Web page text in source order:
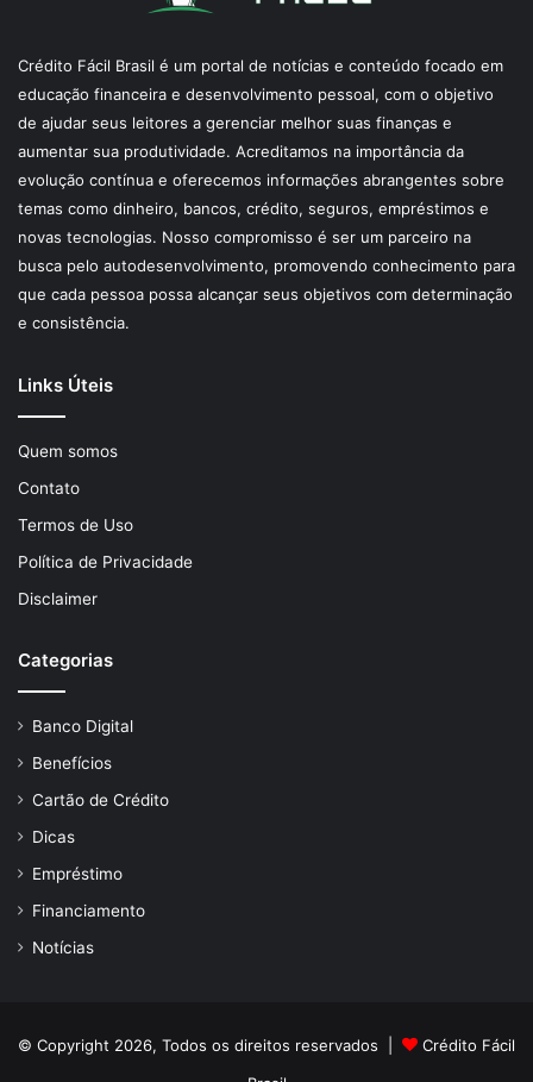
Crédito Fácil Brasil é um portal de notícias e conteúdo focado em
educação financeira e desenvolvimento pessoal, com o objetivo
de ajudar seus leitores a gerenciar melhor suas finanças e
aumentar sua produtividade. Acreditamos na importância da
evolução contínua e oferecemos informações abrangentes sobre
temas como dinheiro, bancos, crédito, seguros, empréstimos e
novas tecnologias. Nosso compromisso é ser um parceiro na
busca pelo autodesenvolvimento, promovendo conhecimento para
que cada pessoa possa alcançar seus objetivos com determinação
e consistência.
Links Úteis
Quem somos
Contato
Termos de Uso
Política de Privacidade
Disclaimer
Categorias
Banco Digital
Benefícios
Cartão de Crédito
Dicas
Empréstimo
Financiamento
Notícias
© Copyright 2026, Todos os direitos reservados |
Crédito Fácil